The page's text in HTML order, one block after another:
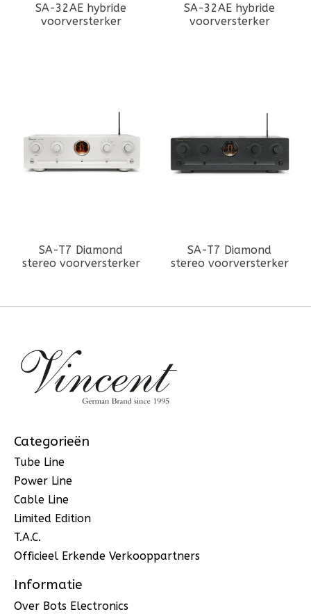
SA-32AE hybride
voorversterker
SA-32AE hybride
voorversterker
SA-T7 Diamond
stereo voorversterker
SA-T7 Diamond
stereo voorversterker
Categorieën
Tube Line
Power Line
Cable Line
Limited Edition
T.A.C.
Officieel Erkende Verkooppartners
Informatie
Over Bots Electronics